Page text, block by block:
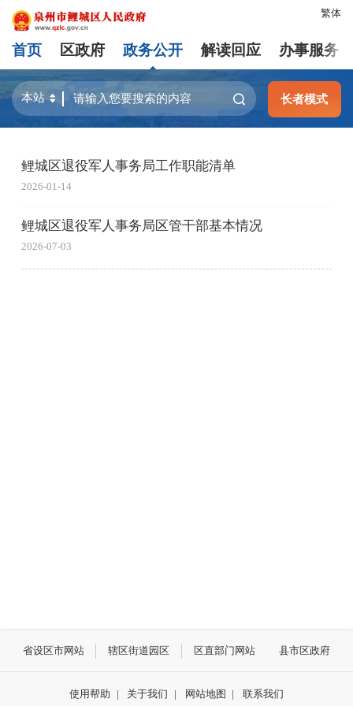
繁体
首页 区政府 政务公开 解读回应 办事服务
长者模式
鲤城区退役军人事务局工作职能清单
2026-01-14
鲤城区退役军人事务局区管干部基本情况
2026-07-03
省设区市网站 辖区街道园区 区直部门网站 县市区政府
使用帮助 | 关于我们 | 网站地图 | 联系我们